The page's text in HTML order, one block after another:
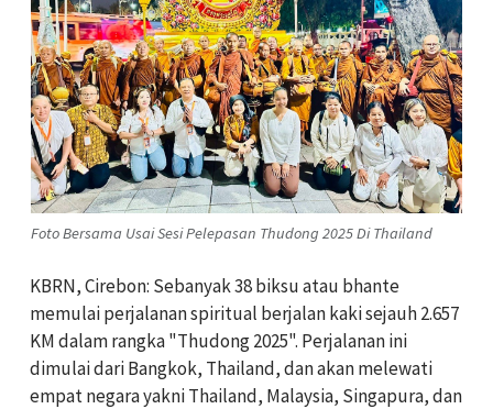
Foto Bersama Usai Sesi Pelepasan Thudong 2025 Di Thailand
KBRN, Cirebon: Sebanyak 38 biksu atau bhante
memulai perjalanan spiritual berjalan kaki sejauh 2.657
KM dalam rangka "Thudong 2025". Perjalanan ini
dimulai dari Bangkok, Thailand, dan akan melewati
empat negara yakni Thailand, Malaysia, Singapura, dan